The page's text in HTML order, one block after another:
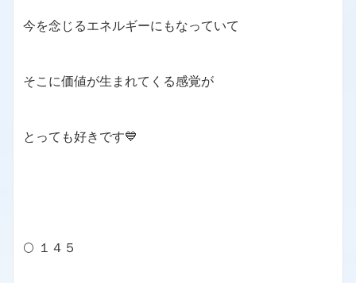
今を念じるエネルギーにもなっていて
そこに価値が生まれてくる感覚が
とっても好きです💙
🌕 １４５